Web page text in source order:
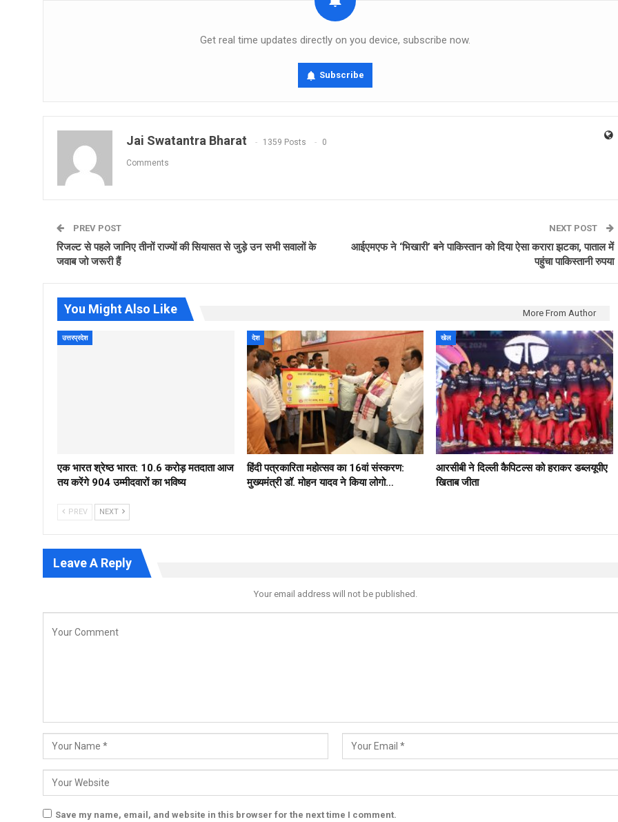
Get real time updates directly on you device, subscribe now.
Subscribe
Jai Swatantra Bharat 1359 Posts 0
Comments
PREV POST
रिजल्ट से पहले जानिए तीनों राज्यों की सियासत से जुड़े उन सभी सवालों के
जवाब जो जरूरी हैं
NEXT POST
आईएमएफ ने ‘भिखारी’ बने पाकिस्‍तान को दिया ऐसा करारा झटका, पाताल में
पहुंचा पाकिस्‍तानी रुपया
You Might Also Like More From Author
उत्तरप्रदेश
एक भारत श्रेष्ठ भारत: 10.6 करोड़ मतदाता आज
तय करेंगे 904 उम्मीदवारों का भविष्य
देश
हिंदी पत्रकारिता महोत्सव का 16वां संस्करण:
मुख्यमंत्री डॉ. मोहन यादव ने किया लोगो…
खेल
आरसीबी ने दिल्ली कैपिटल्स को हराकर डब्लयूपीए
खिताब जीता
PREV NEXT
Leave A Reply
Your email address will not be published.
Save my name, email, and website in this browser for the next time I comment.